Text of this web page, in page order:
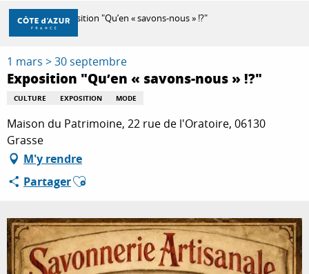
Aller
contenu
principal
DÉCOUVRIR
À FAIRE
SÉJOURNER
Accueil Exposition "Qu’en « savons-nous » !?"
1 mars > 30 septembre
Exposition "Qu’en « savons-nous » !?"
CULTURE EXPOSITION MODE
Maison du Patrimoine, 22 rue de l'Oratoire, 06130
Grasse
M'y rendre
PartagerAjouter aux favoris